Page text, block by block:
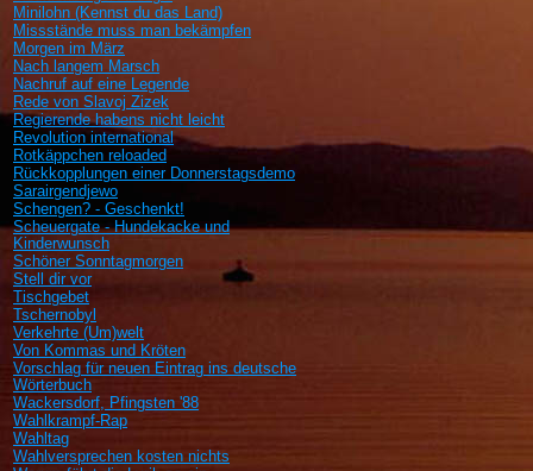
Minilohn (Kennst du das Land)
Missstände muss man bekämpfen
Morgen im März
Nach langem Marsch
Nachruf auf eine Legende
Rede von Slavoj Zizek
Regierende habens nicht leicht
Revolution international
Rotkäppchen reloaded
Rückkopplungen einer Donnerstagsdemo
Sarairgendjewo
Schengen? - Geschenkt!
Scheuergate - Hundekacke und
Kinderwunsch
Schöner Sonntagmorgen
Stell dir vor
Tischgebet
Tschernobyl
Verkehrte (Um)welt
Von Kommas und Kröten
Vorschlag für neuen Eintrag ins deutsche
Wörterbuch
Wackersdorf, Pfingsten '88
Wahlkrampf-Rap
Wahltag
Wahlversprechen kosten nichts